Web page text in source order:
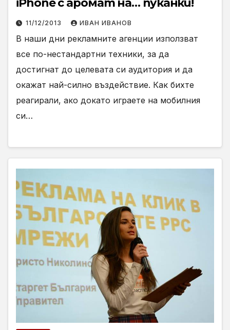
iPhone с аромат на… пуканки!
11/12/2013 ИВАН ИВАНОВ
В наши дни рекламните агенции използват
все по-нестандартни техники, за да
достигнат до целевата си аудитория и да
окажат най-силно въздействие. Как бихте
реагирали, ако докато играете на мобилния
си…